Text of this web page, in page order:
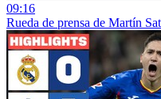
09:16
Rueda de prensa de Martín